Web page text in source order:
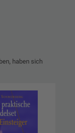
haben sich